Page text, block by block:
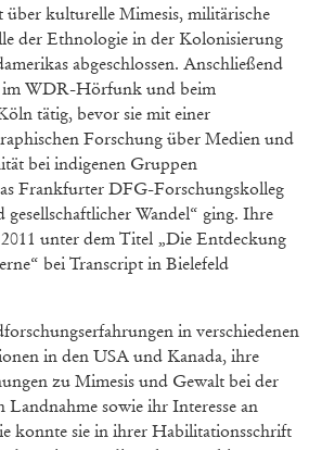
über kulturelle Mimesis, militärische
der Ethnologie in der Kolonisierung
abgeschlossen. Anschließend
im WDR-Hörfunk und beim
tätig, bevor sie mit einer
Forschung über Medien und
bei indigenen Gruppen
Frankfurter DFG-Forschungskolleg
gesellschaftlicher Wandel“ ging. Ihre
unter dem Titel „Die Entdeckung
bei Transcript in Bielefeld
in verschiedenen
in den USA und Kanada, ihre
zu Mimesis und Gewalt bei der
Landnahme sowie ihr Interesse an
konnte sie in ihrer Habilitationsschrift